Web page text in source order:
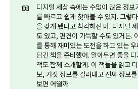
📖
디지털 세상 속에는 수없이 많은 정
를 빠르고 쉽게 찾아볼 수 있지. 그렇
을 갖게 됐다고 착각하진 마. 디지털
도 있고, 편견이 가득할 수도 있거든.
를 통해 재미있는 도전을 하고 있는
담긴 책을 준비했어. 알아두면 좋을
책도 함께 소개할게. 이 책들을 읽고
보, 거짓 정보를 걸러내고 진짜 정보
보면 어떨까.